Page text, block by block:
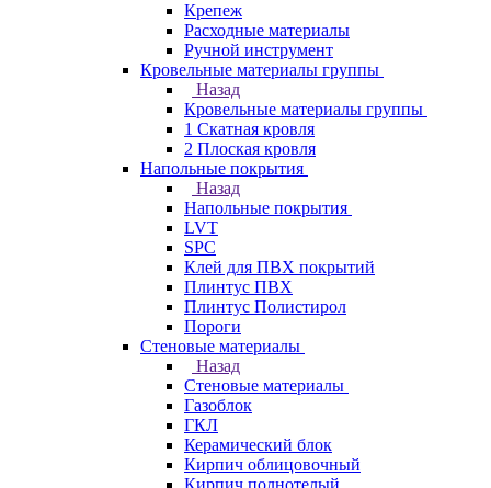
Крепеж
Расходные материалы
Ручной инструмент
Кровельные материалы группы
Назад
Кровельные материалы группы
1 Скатная кровля
2 Плоская кровля
Напольные покрытия
Назад
Напольные покрытия
LVT
SPC
Клей для ПВХ покрытий
Плинтус ПВХ
Плинтус Полистирол
Пороги
Стеновые материалы
Назад
Стеновые материалы
Газоблок
ГКЛ
Керамический блок
Кирпич облицовочный
Кирпич полнотелый